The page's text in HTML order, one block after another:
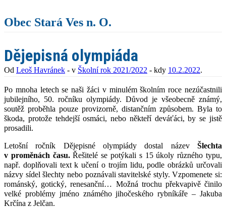
Obec Stará Ves n. O.
Dějepisná olympiáda
Od Leoš Havránek - v Školní rok 2021/2022 - kdy 10.2.2022.
Po mnoha letech se naši žáci v minulém školním roce nezúčastnili
jubilejního, 50. ročníku olympiády. Důvod je všeobecně známý,
soutěž proběhla pouze provizorně, distančním způsobem. Byla to
škoda, protože tehdejší osmáci, nebo někteří deváťáci, by se jistě
prosadili.
Letošní ročník Dějepisné olympiády dostal název Šlechta
v proměnách času.Řešitelé se potýkali s 15 úkoly různého typu,
např. doplňovali text k učení o trojím lidu, podle obrázků určovali
názvy sídel šlechty nebo poznávali stavitelské styly. Vzpomenete si:
románský, gotický, renesanční… Možná trochu překvapivě činilo
velké problémy jméno známého jihočeského rybníkáře – Jakuba
Krčína z Jelčan.